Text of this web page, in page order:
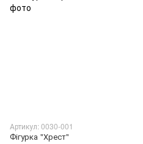
Артикул: 0030-001
Фігурка "Хрест"